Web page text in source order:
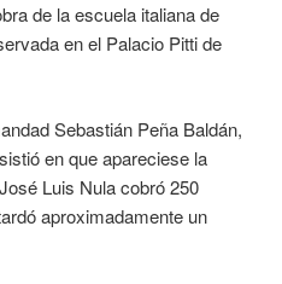
de la escuela italiana de
en el Palacio Pitti de
Sebastián Peña Baldán,
en que apareciese la
Luis Nula cobró 250
aproximadamente un